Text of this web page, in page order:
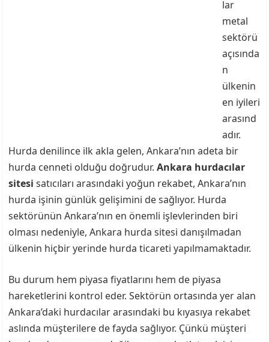
lar
metal
sektörü
açısında
n
ülkenin
en iyileri
arasınd
adır.
Hurda denilince ilk akla gelen, Ankara’nın adeta bir
hurda cenneti olduğu doğrudur. Ankara hurdacılar
sitesi satıcıları arasındaki yoğun rekabet, Ankara’nın
hurda işinin günlük gelişimini de sağlıyor. Hurda
sektörünün Ankara’nın en önemli işlevlerinden biri
olması nedeniyle, Ankara hurda sitesi danışılmadan
ülkenin hiçbir yerinde hurda ticareti yapılmamaktadır.
Bu durum hem piyasa fiyatlarını hem de piyasa
hareketlerini kontrol eder. Sektörün ortasında yer alan
Ankara’daki hurdacılar arasındaki bu kıyasıya rekabet
aslında müşterilere de fayda sağlıyor. Çünkü müşteri